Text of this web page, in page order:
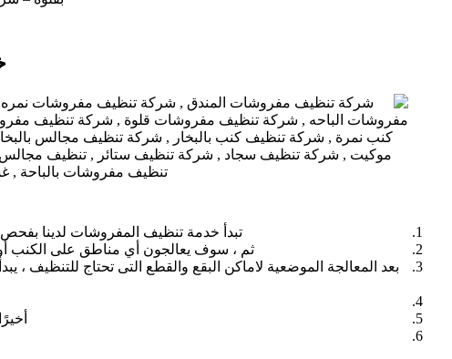
تبدأ خدمة تنظيف المفروشات لدينا بفحص
ثم ، سوف يعالجون أي مناطق على الكنب أو
بعد المعالجة الموضعية لاماكن البقع والقطع التى تحتاج للتنظيف ،